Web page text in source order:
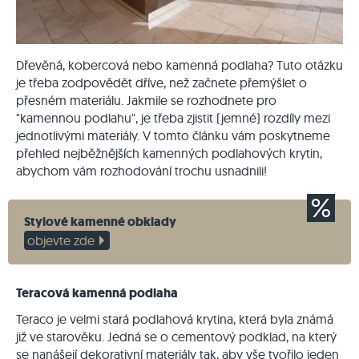
Dřevěná, kobercová nebo kamenná podlaha? Tuto otázku
je třeba zodpovědět dříve, než začnete přemýšlet o
přesném materiálu. Jakmile se rozhodnete pro
"kamennou podlahu", je třeba zjistit (jemné) rozdíly mezi
jednotlivými materiály. V tomto článku vám poskytneme
přehled nejběžnějších kamenných podlahových krytin,
abychom vám rozhodování trochu usnadnili!
Stylové kamenné obklady
objevte zde
Teracová kamenná podlaha
Teraco je velmi stará podlahová krytina, která byla známá
již ve starověku. Jedná se o cementový podklad, na který
se nanášejí dekorativní materiály tak, aby vše tvořilo jeden